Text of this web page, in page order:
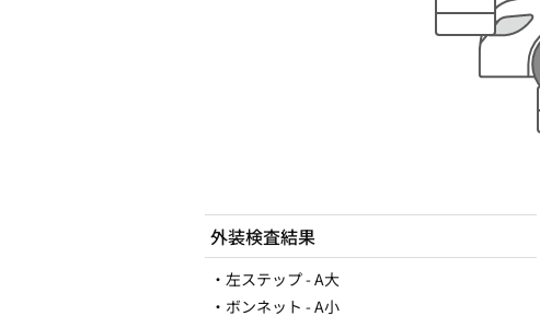
外装検査結果
・左ステップ - A大
・ボンネット - A小